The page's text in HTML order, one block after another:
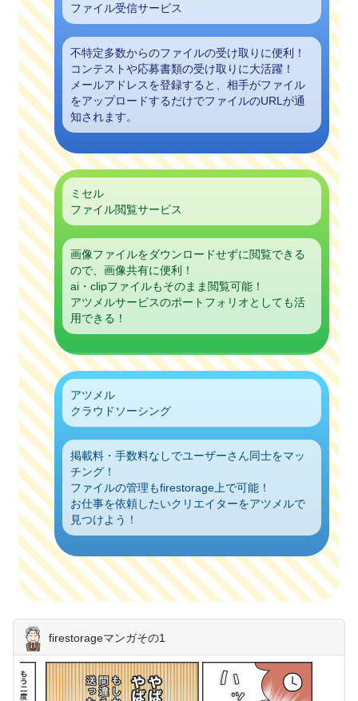
ファイル受信サービス
不特定多数からのファイルの受け取りに便利！
コンテストや応募書類の受け取りに大活躍！
メールアドレスを登録すると、相手がファイル
をアップロードするだけでファイルのURLが通
知されます。
ミセル
ファイル閲覧サービス
画像ファイルをダウンロードせずに閲覧できる
ので、画像共有に便利！
ai・clipファイルもそのまま閲覧可能！
アツメルサービスのポートフォリオとしても活
用できる！
アツメル
クラウドソーシング
掲載料・手数料なしでユーザーさん同士をマッ
チング！
ファイルの管理もfirestorage上で可能！
お仕事を依頼したいクリエイターをアツメルで
見つけよう！
firestorageマンガその1